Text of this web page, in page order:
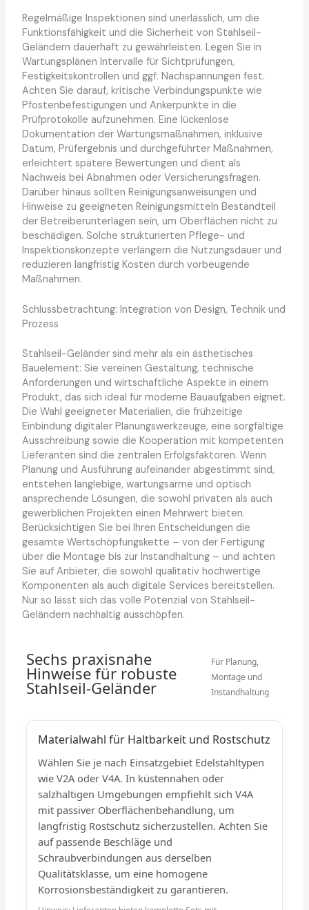
Regelmäßige Inspektionen sind unerlässlich, um die
Funktionsfähigkeit und die Sicherheit von Stahlseil-
Geländern dauerhaft zu gewährleisten. Legen Sie in
Wartungsplänen Intervalle für Sichtprüfungen,
Festigkeitskontrollen und ggf. Nachspannungen fest.
Achten Sie darauf, kritische Verbindungspunkte wie
Pfostenbefestigungen und Ankerpunkte in die
Prüfprotokolle aufzunehmen. Eine lückenlose
Dokumentation der Wartungsmaßnahmen, inklusive
Datum, Prüfergebnis und durchgeführter Maßnahmen,
erleichtert spätere Bewertungen und dient als
Nachweis bei Abnahmen oder Versicherungsfragen.
Darüber hinaus sollten Reinigungsanweisungen und
Hinweise zu geeigneten Reinigungsmitteln Bestandteil
der Betreiberunterlagen sein, um Oberflächen nicht zu
beschädigen. Solche strukturierten Pflege- und
Inspektionskonzepte verlängern die Nutzungsdauer und
reduzieren langfristig Kosten durch vorbeugende
Maßnahmen.
Schlussbetrachtung: Integration von Design, Technik und
Prozess
Stahlseil-Geländer sind mehr als ein ästhetisches
Bauelement: Sie vereinen Gestaltung, technische
Anforderungen und wirtschaftliche Aspekte in einem
Produkt, das sich ideal für moderne Bauaufgaben eignet.
Die Wahl geeigneter Materialien, die frühzeitige
Einbindung digitaler Planungswerkzeuge, eine sorgfältige
Ausschreibung sowie die Kooperation mit kompetenten
Lieferanten sind die zentralen Erfolgsfaktoren. Wenn
Planung und Ausführung aufeinander abgestimmt sind,
entstehen langlebige, wartungsarme und optisch
ansprechende Lösungen, die sowohl privaten als auch
gewerblichen Projekten einen Mehrwert bieten.
Berücksichtigen Sie bei Ihren Entscheidungen die
gesamte Wertschöpfungskette – von der Fertigung
über die Montage bis zur Instandhaltung – und achten
Sie auf Anbieter, die sowohl qualitativ hochwertige
Komponenten als auch digitale Services bereitstellen.
Nur so lässt sich das volle Potenzial von Stahlseil-
Geländern nachhaltig ausschöpfen.
Sechs praxisnahe
Hinweise für robuste
Stahlseil-Geländer
Für Planung,
Montage und
Instandhaltung
Materialwahl für Haltbarkeit und Rostschutz
Wählen Sie je nach Einsatzgebiet Edelstahltypen
wie V2A oder V4A. In küstennahen oder
salzhaltigen Umgebungen empfiehlt sich V4A
mit passiver Oberflächenbehandlung, um
langfristig Rostschutz sicherzustellen. Achten Sie
auf passende Beschläge und
Schraubverbindungen aus derselben
Qualitätsklasse, um eine homogene
Korrosionsbeständigkeit zu garantieren.